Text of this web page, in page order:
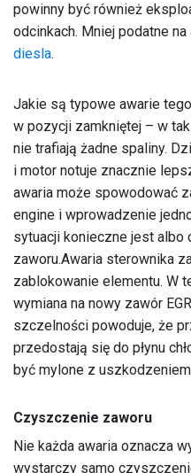
powinny być również
odcinkach. Mniej podatne
diesla.
Jakie są typowe awarie tego
w pozycji zamkniętej – w
nie trafiają żadne spaliny.
i motor notuje znacznie
awaria może spowodować
engine i wprowadzenie
sytuacji konieczne jest albo
zaworu.Awaria sterownika
zablokowanie elementu. W
wymiana na nowy zawór
szczelności powoduje, że
przedostają się do płynu
być mylone z
Czyszczenie zaworu
Nie każda awaria oznacza
wystarczy samo